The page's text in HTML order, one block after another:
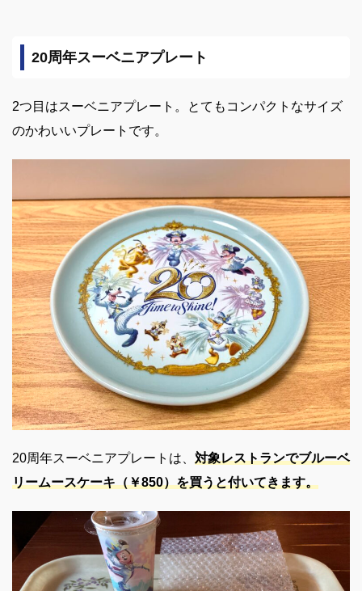
20周年スーベニアプレート
2つ目はスーベニアプレート。とてもコンパクトなサイズ
のかわいいプレートです。
20周年スーベニアプレートは、 対象レストランでブルーベ
リームースケーキ（￥850）を買うと付いてきます。